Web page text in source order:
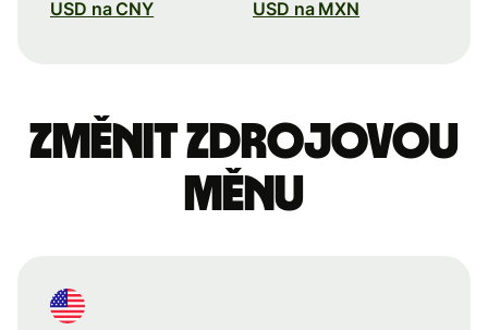
USD na CNY USD na MXN
Změnit zdrojovou
měnu